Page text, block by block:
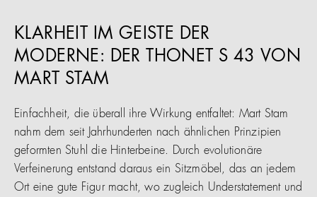
KLARHEIT IM GEISTE DER
MODERNE: DER THONET S 43 VON
MART STAM
Einfachheit, die überall ihre Wirkung entfaltet: Mart Stam
nahm dem seit Jahrhunderten nach ähnlichen Prinzipien
geformten Stuhl die Hinterbeine. Durch evolutionäre
Verfeinerung entstand daraus ein Sitzmöbel, das an jedem
Ort eine gute Figur macht, wo zugleich Understatement und